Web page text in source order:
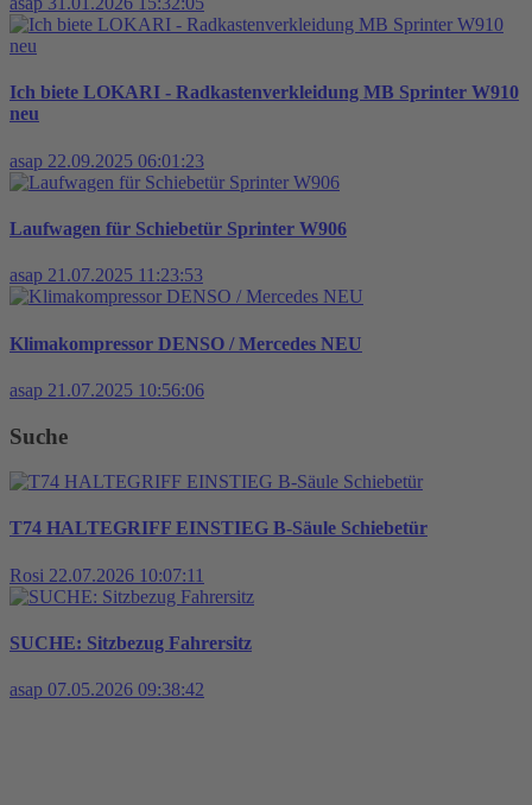
Ich biete LOKARI - Radkastenverkleidung MB Sprinter W910
neu
asap 22.09.2025 06:01:23
Laufwagen für Schiebetür Sprinter W906
asap 21.07.2025 11:23:53
Klimakompressor DENSO / Mercedes NEU
asap 21.07.2025 10:56:06
Suche
T74 HALTEGRIFF EINSTIEG B-Säule Schiebetür
Rosi 22.07.2026 10:07:11
SUCHE: Sitzbezug Fahrersitz
asap 07.05.2026 09:38:42